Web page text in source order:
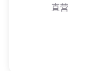
直营